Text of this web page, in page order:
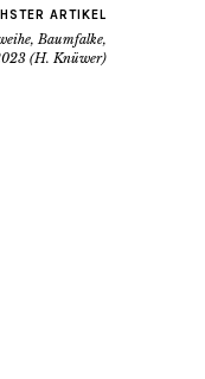
ARTIKEL
Baumfalke,
(H. Knüwer)